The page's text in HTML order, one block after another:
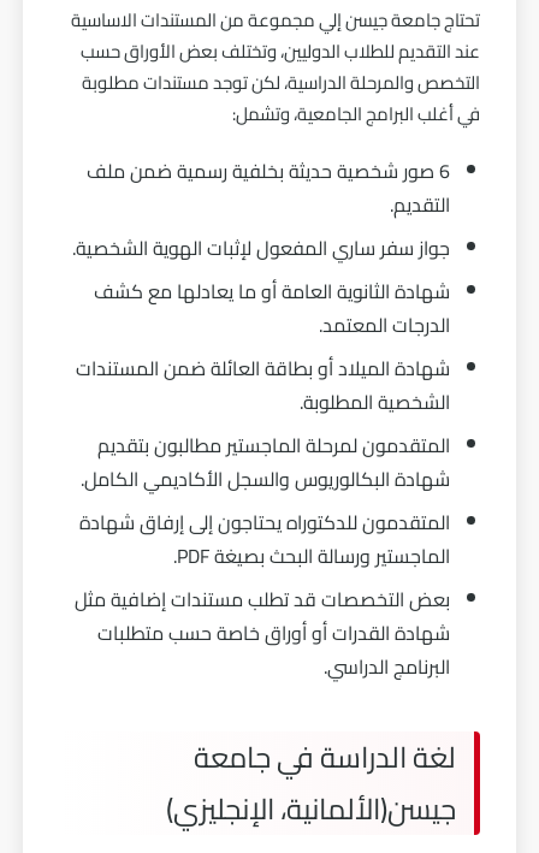
تحتاج جامعة جيسن إلي مجموعة من المستندات الاساسية
عند التقديم للطلاب الدوليين، وتختلف بعض الأوراق حسب
التخصص والمرحلة الدراسية، لكن توجد مستندات مطلوبة
في أغلب البرامج الجامعية، وتشمل:
6 صور شخصية حديثة بخلفية رسمية ضمن ملف
التقديم.
جواز سفر ساري المفعول لإثبات الهوية الشخصية.
شهادة الثانوية العامة أو ما يعادلها مع كشف
الدرجات المعتمد.
شهادة الميلاد أو بطاقة العائلة ضمن المستندات
الشخصية المطلوبة.
المتقدمون لمرحلة الماجستير مطالبون بتقديم
شهادة البكالوريوس والسجل الأكاديمي الكامل.
المتقدمون للدكتوراه يحتاجون إلى إرفاق شهادة
الماجستير ورسالة البحث بصيغة PDF.
بعض التخصصات قد تطلب مستندات إضافية مثل
شهادة القدرات أو أوراق خاصة حسب متطلبات
البرنامج الدراسي.
لغة الدراسة في جامعة
جيسن(الألمانية، الإنجليزي)